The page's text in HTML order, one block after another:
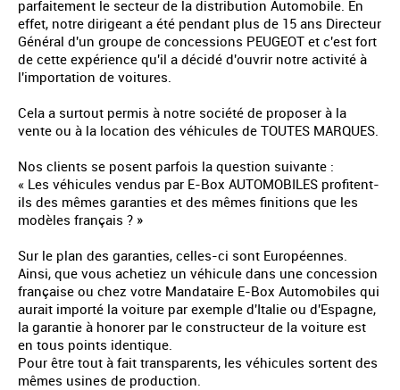
parfaitement le secteur de la distribution Automobile. En
effet, notre dirigeant a été pendant plus de 15 ans Directeur
Général d'un groupe de concessions PEUGEOT et c'est fort
de cette expérience qu'il a décidé d'ouvrir notre activité à
l'importation de voitures.
Cela a surtout permis à notre société de proposer à la
vente ou à la location des véhicules de TOUTES MARQUES.
Nos clients se posent parfois la question suivante :
« Les véhicules vendus par E-Box AUTOMOBILES profitent-
ils des mêmes garanties et des mêmes finitions que les
modèles français ? »
Sur le plan des garanties, celles-ci sont Européennes.
Ainsi, que vous achetiez un véhicule dans une concession
française ou chez votre Mandataire E-Box Automobiles qui
aurait importé la voiture par exemple d'Italie ou d'Espagne,
la garantie à honorer par le constructeur de la voiture est
en tous points identique.
Pour être tout à fait transparents, les véhicules sortent des
mêmes usines de production.